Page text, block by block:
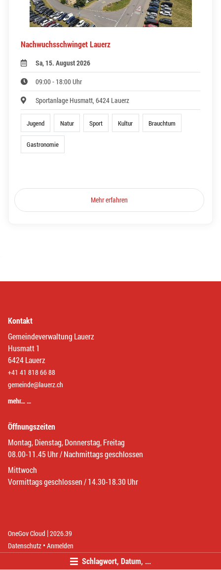
Schlagwort, Datum, ...
Nachwuchsschwinget Lauerz
Sa, 15. August 2026
09:00 - 18:00 Uhr
Sportanlage Husmatt, 6424 Lauerz
Jugend Natur Sport Kultur Brauchtum
Gastronomie
Mehr erfahren
Kontakt
Gemeindeverwaltung Lauerz
Husmatt 1
6424 Lauerz
+41 41 818 66 88
gemeinde@lauerz.ch
mehr… …
Öffnungszeiten
Montag, Dienstag, Donnerstag, Freitag
08.00-11.45 Uhr / Nachmittags geschlossen
Mittwoch
Vormittags geschlossen / 14.30-18.30 Uhr
OneGov Cloud (External Link)
|2026.39
Datenschutz (External Link)
Anmelden